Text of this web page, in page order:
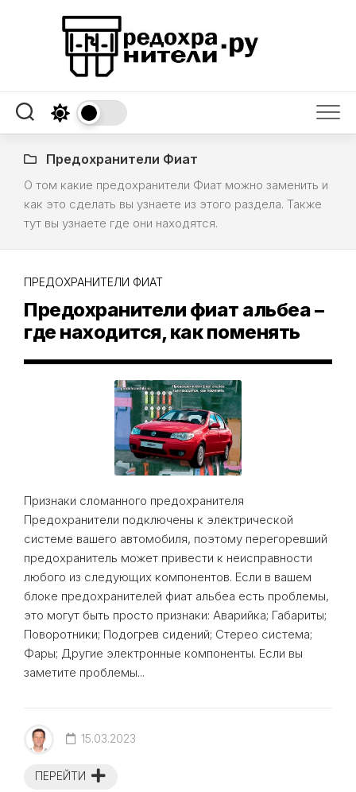
Предохранители Фиат
О том какие предохранители Фиат можно заменить и
как это сделать вы узнаете из этого раздела. Также
тут вы узнаете где они находятся.
ПРЕДОХРАНИТЕЛИ ФИАТ
Предохранители фиат альбеа –
где находится, как поменять
Признаки сломанного предохранителя
Предохранители подключены к электрической
системе вашего автомобиля, поэтому перегоревший
предохранитель может привести к неисправности
любого из следующих компонентов. Если в вашем
блоке предохранителей фиат альбеа есть проблемы,
это могут быть просто признаки: Аварийка; Габариты;
Поворотники; Подогрев сидений; Стерео система;
Фары; Другие электронные компоненты. Если вы
заметите проблемы...
ПЕРЕЙТИ
15.03.2023